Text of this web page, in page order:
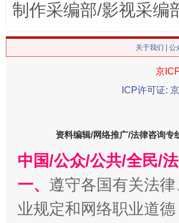
“刷贴”乱象丛生
制作采编部/影视采编
关于我们 公
京
ICP许可证:
资料编辑/网络推广/法律咨询专
中国/公众/公共/全民/
一、 遵守各国有关法
业规定和网络职业道